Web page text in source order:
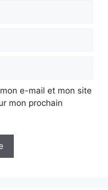
e-mail et mon site
mon prochain